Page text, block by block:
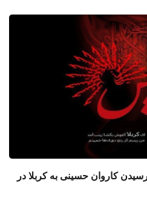
کاروان حسینی به کربلا در